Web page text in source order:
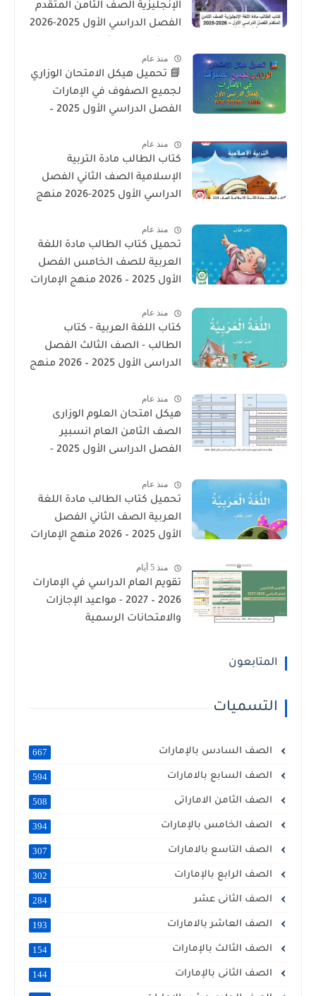
الإنجليزية الصف الثامن المتقدم
الفصل الدراسي الأول 2025-2026
منذ عام
📘 تحميل هيكل الامتحان الوزاري
لجميع الصفوف في الإمارات
الفصل الدراسي الأول 2025 –
منذ عام
كتاب الطالب مادة التربية
الإسلامية الصف الثاني الفصل
الدراسي الأول 2025-2026 منهج
منذ عام
تحميل كتاب الطالب مادة اللغة
العربية للصف الخامس الفصل
الأول 2025 – 2026 منهج الإمارات
منذ عام
كتاب اللغة العربية - كتاب
الطالب - الصف الثالث الفصل
الدراسى الأول 2025 – 2026 منهج
منذ عام
هيكل امتحان العلوم الوزارى
الصف الثامن العام انسبير
الفصل الدراسى الأول 2025 -
منذ عام
تحميل كتاب الطالب مادة اللغة
العربية الصف الثاني الفصل
الأول 2025 – 2026 منهج الإمارات
منذ 5 أيام
تقويم العام الدراسي في الإمارات
2026 – 2027 - مواعيد الإجازات
والامتحانات الرسمية
المتابعون
التسميات
الصف السادس بالإمارات 667
الصف السابع بالامارات 594
الصف الثامن الاماراتى 508
الصف الخامس بالإمارات 394
الصف التاسع بالامارات 307
الصف الرابع بالإمارات 302
الصف الثانى عشر 284
الصف العاشر بالامارات 193
الصف الثالث بالإمارات 154
الصف الثانى بالإمارات 144